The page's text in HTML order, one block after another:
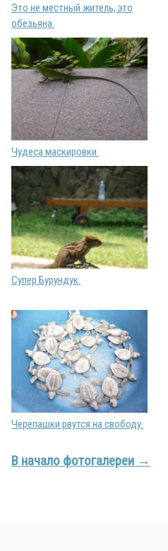
Это не местный житель, это
обезьяна.
Чудеса маскировки.
Супер Бурундук.
Черепашки рвутся на свободу.
В начало фотогалереи →